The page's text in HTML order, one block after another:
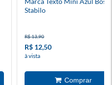
Stabilo
R$ 13,90
R$ 12,50
à vista